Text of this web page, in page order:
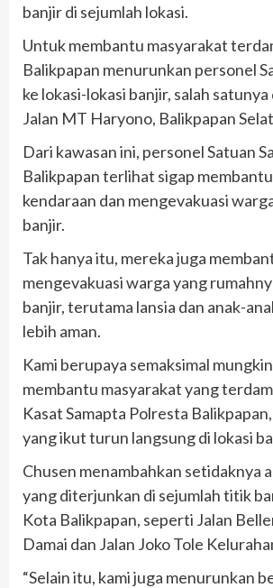
banjir di sejumlah lokasi.
Untuk membantu masyarakat
Balikpapan menurunkan personel
ke lokasi-lokasi banjir, salah satunya
Jalan MT Haryono, Balikpapan
Dari kawasan ini, personel Satuan
Balikpapan terlihat sigap
kendaraan dan mengevakuasi
banjir.
Tak hanya itu, mereka juga
mengevakuasi warga yang
banjir, terutama lansia dan anak-
lebih aman.
Kami berupaya semaksimal
membantu masyarakat yang
Kasat Samapta Polresta
yang ikut turun langsung di lokasi
Chusen menambahkan setidaknya
yang diterjunkan di sejumlah titik
Kota Balikpapan, seperti Jalan
Damai dan Jalan Joko Tole
“Selain itu, kami juga menurunkan